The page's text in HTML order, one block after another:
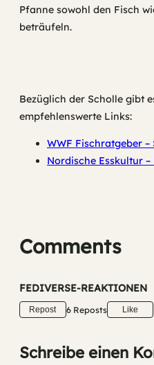
Pfanne sowohl den Fisch
beträufeln.
Bezüglich der Scholle gibt
empfehlenswerte Links:
WWF Fischratgeber
Nordische Esskultur
Comments
FEDIVERSE-REAKTIONEN
Repost 6 Reposts Like
Schreibe einen